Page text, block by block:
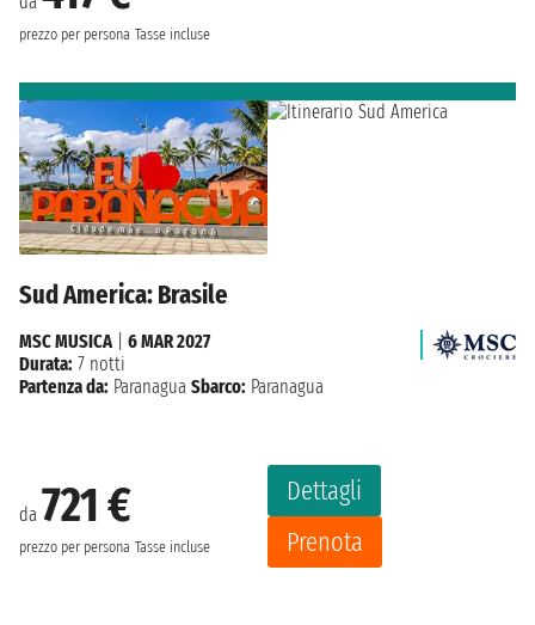
prezzo per persona Tasse incluse
Sud America: Brasile
da 721 €
prezzo per persona Tasse incluse
Dettagli
Prenota
MSC MUSICA| 6 MAR 2027
Durata: 7 notti
Partenza da: Paranagua Sbarco: Paranagua